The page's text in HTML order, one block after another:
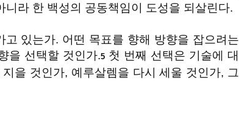
라 한 백성의 공동책임이 도성을 되살린다.
있는가. 어떤 목표를 향해 방향을 잡으려는
을 선택할 것인가.5 첫 번째 선택은 기술에 대
을 것인가, 예루살렘을 다시 세울 것인가, 그